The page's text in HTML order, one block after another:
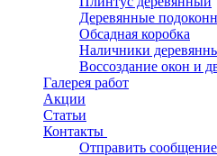
Деревянные
Обсадная коробка
Наличники
Воссоздание окон и
Галерея работ
Акции
Статьи
Контакты
Отправить сообщение